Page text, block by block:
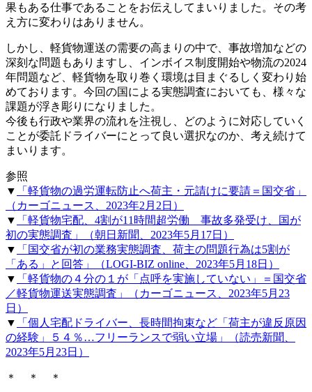
果もある仕事であることをお伝えしてまいりました。その考
え方に変わりはありません。
しかし、軽貨物運送の需要の高まりの中で、事故増加などの
深刻な問題もありますし、インボイス制度開始や物流の2024
年問題など、軽貨物を取り巻く環境は目まぐるしく変わり始
めております。今回の国による実態調査においても、様々な
課題が浮き彫りになりました。
今後も行政や業界の流れを注視し、どのように対応していく
ことが委託ドライバーにとって良い選択なのか、考え続けて
まいります。
参照
▼
「軽貨物の過労運転防止へ荷主・元請けに要請＝国交省」
（カーゴニュース、2023年2月2日）
▼
「軽貨物宅配、4割が11時間超労働 事故多発受け、国が
初の実態調査」（朝日新聞、2023年5月17日）
▼
「国交省が初の業務実態調査、荷主の問題行為は5割が
「ある」と回答」（LOGI-BIZ online、2023年5月18日）
▼
「軽貨物の４分の１が「点呼を実施していない」＝国交省
／軽貨物運送実態調査」（カーゴニュース、2023年5月23
日）
▼
「個人宅配ドライバー、長時間拘束など「荷主が違反原因
の経験」５４％…フリーランスで弱い立場」（読売新聞、
2023年5月23日）
＊ ＊ ＊